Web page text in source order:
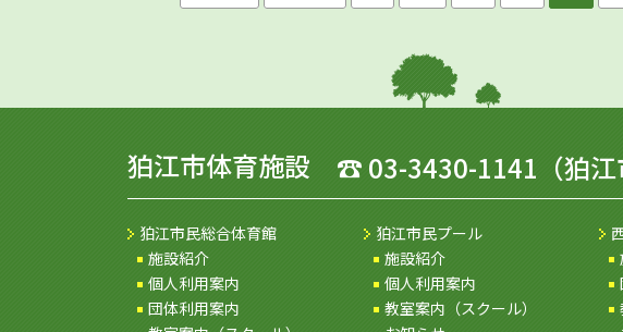
狛江市体育施設 ☎ 03-3430-1141 （狛
狛江市民総合体育館
施設紹介
個人利用案内
団体利用案内
狛江市民プール
施設紹介
個人利用案内
教室案内（スクール）